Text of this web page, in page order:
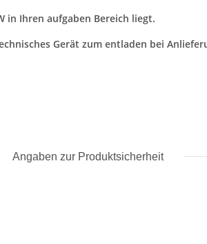
in Ihren aufgaben Bereich liegt.
Gerät zum entladen bei
Angaben zur Produktsicherheit